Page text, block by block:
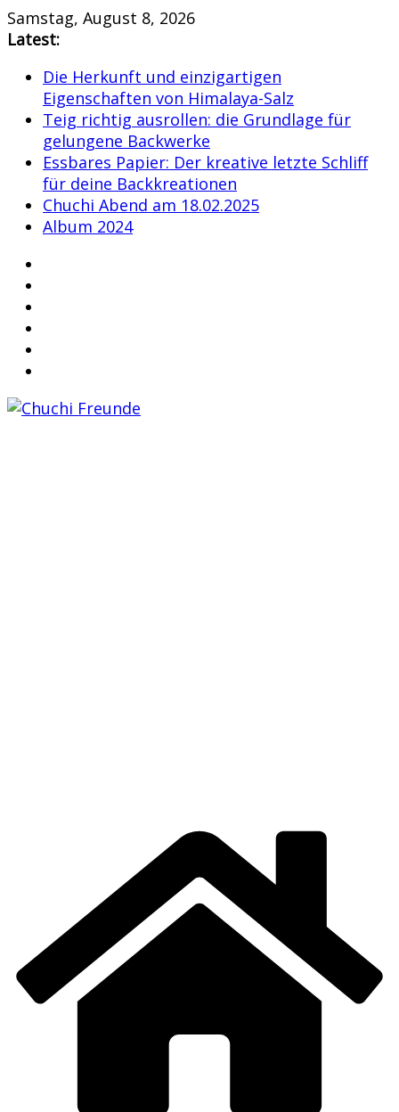
Skip
to
Samstag, August 8, 2026
Latest:
Die Herkunft und einzigartigen
Eigenschaften von Himalaya-Salz
Teig richtig ausrollen: die Grundlage für
gelungene Backwerke
Essbares Papier: Der kreative letzte Schliff
für deine Backkreationen
Chuchi Abend am 18.02.2025
Album 2024